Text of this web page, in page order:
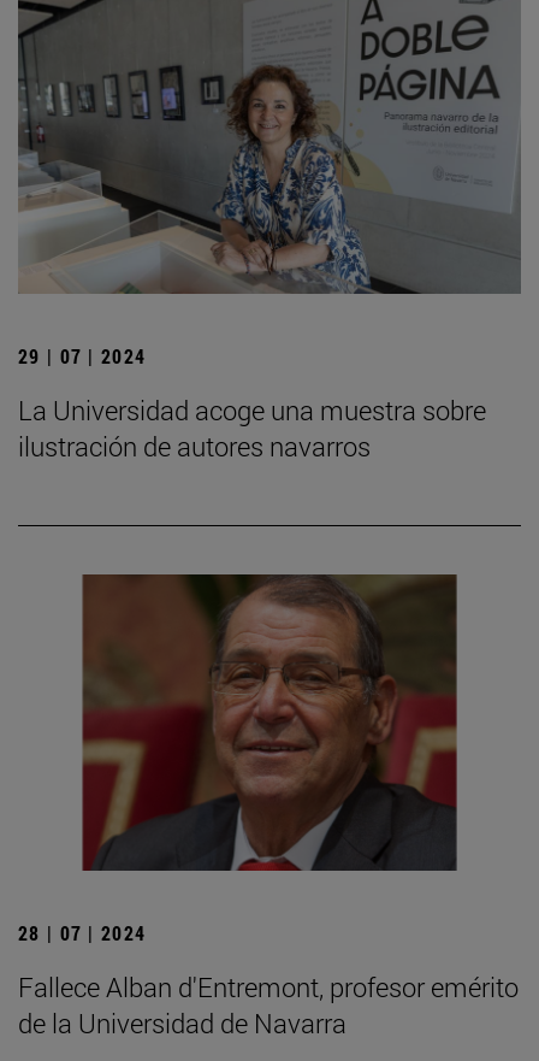
29 | 07 | 2024
La Universidad acoge una muestra sobre
ilustración de autores navarros
28 | 07 | 2024
Fallece Alban d'Entremont, profesor emérito
de la Universidad de Navarra